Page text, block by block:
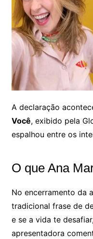
A declaração
Você, exibido pela
espalhou entre os
O que Ana
No encerramento da
tradicional frase de
e se a vida te
apresentadora